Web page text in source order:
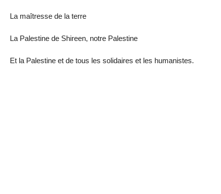
La maîtresse de la terre
La Palestine de Shireen, notre Palestine
Et la Palestine et de tous les solidaires et les humanistes.